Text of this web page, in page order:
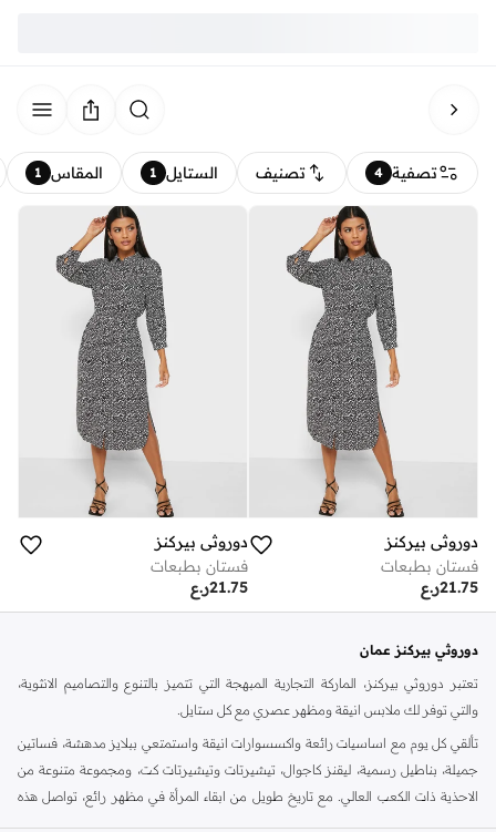
تصفية 4 تصنيف الستايل 1 المقاس 1
دوروثي بيركنز
فستان بطبعات
ر.ع21.75
دوروثي بيركنز
فستان بطبعات
ر.ع21.75
دوروثي بيركنز عمان
تعتبر دوروثي بيركنز، الماركة التجارية المبهجة التي تتميز بالتنوع والتصاميم الانثوية،
والتي توفر لك ملابس انيقة ومظهر عصري مع كل ستايل.
تألقي كل يوم مع اساسيات رائعة واكسسوارات انيقة واستمتعي ببلايز مدهشة، فساتين
جميلة، بناطيل رسمية، ليقنز كاجوال، تيشيرتات وتيشيرتات كت، ومجموعة متنوعة من
الاحذية ذات الكعب العالي. مع تاريخ طويل من ابقاء المرأة في مظهر رائع، تواصل هذه